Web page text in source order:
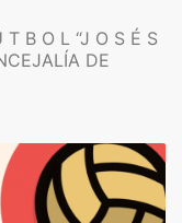
B O L “J O S É S
DE